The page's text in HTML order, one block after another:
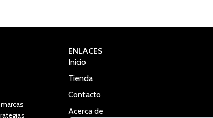
ENLACES
Inicio
Tienda
Contacto
Acerca de